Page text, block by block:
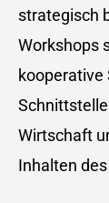
strategisch
Workshops
kooperative
Wirtschaft
Inhalten